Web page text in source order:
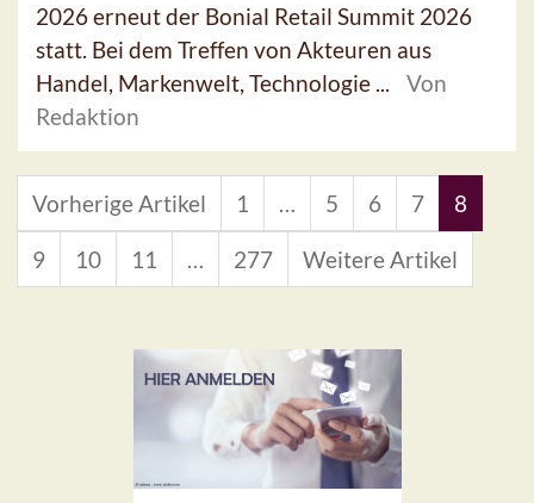
2026 erneut der Bonial Retail Summit 2026
statt. Bei dem Treffen von Akteuren aus
Handel, Markenwelt, Technologie ...
Von
Redaktion
Vorherige Artikel 1 … 5 6 7 8
9 10 11 … 277 Weitere Artikel